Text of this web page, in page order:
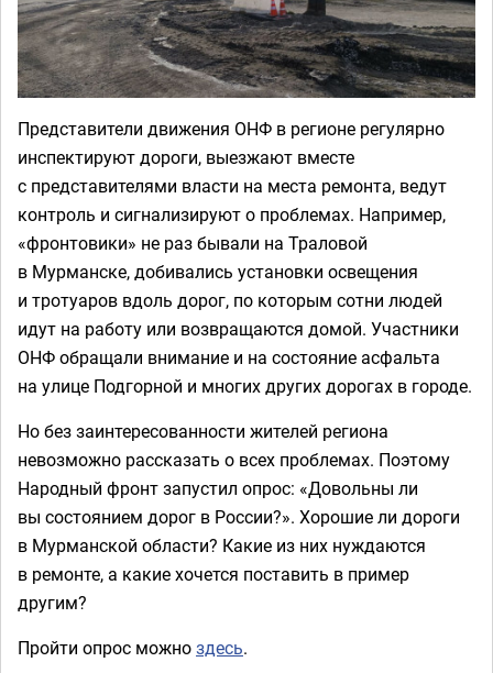
Представители движения ОНФ в регионе регулярно
инспектируют дороги, выезжают вместе
с представителями власти на места ремонта, ведут
контроль и сигнализируют о проблемах. Например,
«фронтовики» не раз бывали на Траловой
в Мурманске, добивались установки освещения
и тротуаров вдоль дорог, по которым сотни людей
идут на работу или возвращаются домой. Участники
ОНФ обращали внимание и на состояние асфальта
на улице Подгорной и многих других дорогах в городе.
Но без заинтересованности жителей региона
невозможно рассказать о всех проблемах. Поэтому
Народный фронт запустил опрос: «Довольны ли
вы состоянием дорог в России?». Хорошие ли дороги
в Мурманской области? Какие из них нуждаются
в ремонте, а какие хочется поставить в пример
другим?
Пройти опрос можноздесь.